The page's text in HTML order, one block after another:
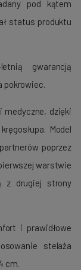
pod kątem
status produktu
gwarancją
pokrowiec.
medyczne, dzięki
Model
poprzez
warstwie
z drugiej strony
i prawidłowe
stelaża
cm.